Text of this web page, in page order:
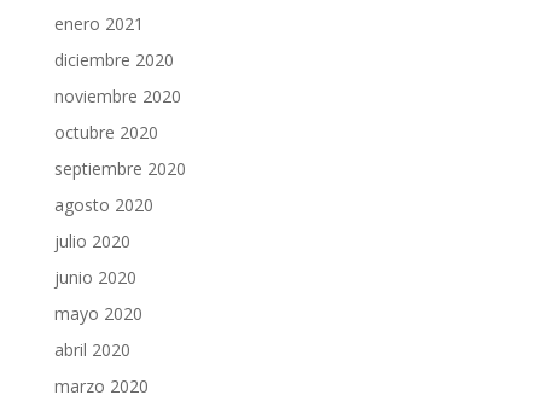
enero 2021
diciembre 2020
noviembre 2020
octubre 2020
septiembre 2020
agosto 2020
julio 2020
junio 2020
mayo 2020
abril 2020
marzo 2020